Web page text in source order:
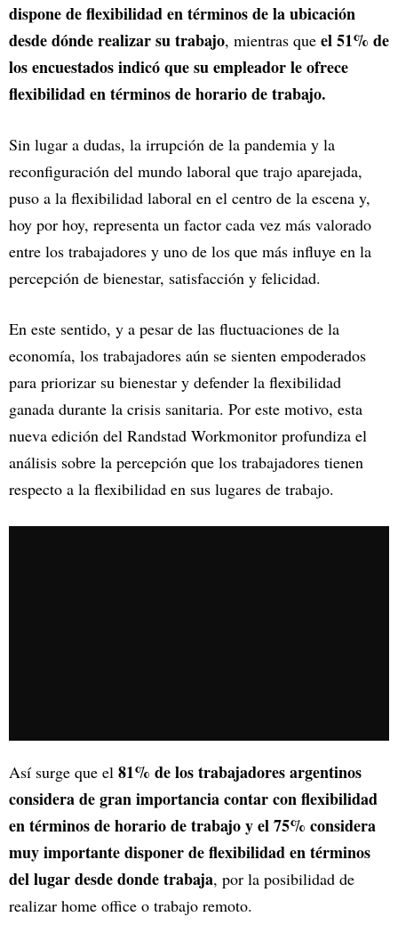
dispone de flexibilidad en términos de la ubicación
desde dónde realizar su trabajo, mientras que el 51% de
los encuestados indicó que su empleador le ofrece
flexibilidad en términos de horario de trabajo.
Sin lugar a dudas, la irrupción de la pandemia y la
reconfiguración del mundo laboral que trajo aparejada,
puso a la flexibilidad laboral en el centro de la escena y,
hoy por hoy, representa un factor cada vez más valorado
entre los trabajadores y uno de los que más influye en la
percepción de bienestar, satisfacción y felicidad.
En este sentido, y a pesar de las fluctuaciones de la
economía, los trabajadores aún se sienten empoderados
para priorizar su bienestar y defender la flexibilidad
ganada durante la crisis sanitaria. Por este motivo, esta
nueva edición del Randstad Workmonitor profundiza el
análisis sobre la percepción que los trabajadores tienen
respecto a la flexibilidad en sus lugares de trabajo.
Así surge que el 81% de los trabajadores argentinos
considera de gran importancia contar con flexibilidad
en términos de horario de trabajo y el 75% considera
muy importante disponer de flexibilidad en términos
del lugar desde donde trabaja, por la posibilidad de
realizar home office o trabajo remoto.